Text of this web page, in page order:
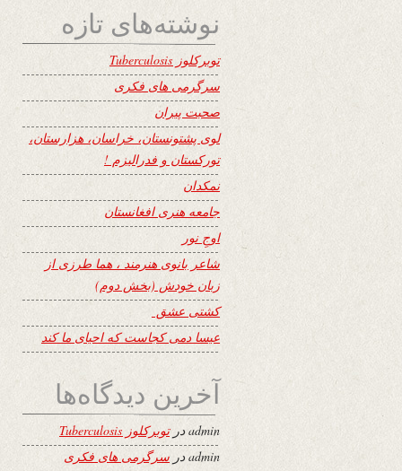
نوشته‌های تازه
توبرکلوز Tuberculosis
سرگرمی های فکری
صحبت پیران
لوی پشتونستان، خراسان، هزارستان،
تورکستان و فدرالیزم !
نمکدان
جامعه هنری افغانستان
اوجِ نور
شاعر بانوی هنرمند ، هما طرزی از
زبان خودش (بخش دوم)
کشتی عشق
عیسا دمی کجاست که احیای ما کند
آخرین دیدگاه‌ها
adminدرتوبرکلوز Tuberculosis
admin در سرگرمی های فکری